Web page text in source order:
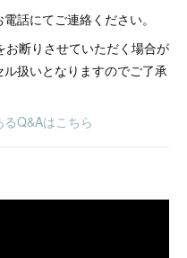
話にてご連絡ください。
断りさせていただく場合が
扱いとなりますのでご了承
Q&Aはこちら